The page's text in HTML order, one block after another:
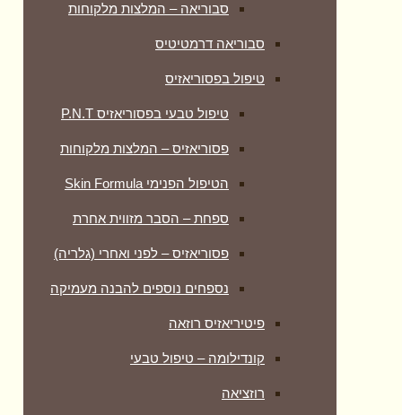
סבוריאה – המלצות מלקוחות
סבוריאה דרמטיטיס
טיפול בפסוריאזיס
טיפול טבעי בפסוריאזיס P.N.T
פסוריאזיס – המלצות מלקוחות
הטיפול הפנימי Skin Formula
ספחת – הסבר מזווית אחרת
פסוריאזיס – לפני ואחרי (גלריה)
נספחים נוספים להבנה מעמיקה
פיטיריאזיס רוזאה
קונדילומה – טיפול טבעי
רוזציאה